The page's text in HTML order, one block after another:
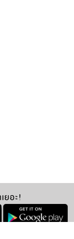
ยอะ!